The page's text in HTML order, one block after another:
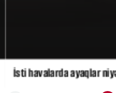
İsti havalarda ayaqlar